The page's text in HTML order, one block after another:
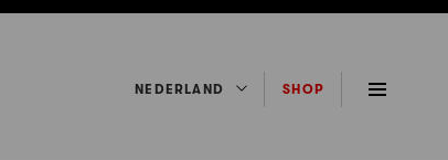
NEDERLAND SHOP